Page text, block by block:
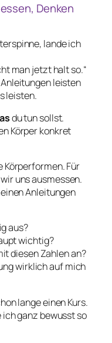
Denken
lande ich
man jetzt halt so.“
leisten
leisten.
du tun sollst.
Körper konkret
Für
uns ausmessen.
Anleitungen
aus?
wichtig?
diesen Zahlen an?
wirklich auf mich
lange einen Kurs.
ganz bewusst so